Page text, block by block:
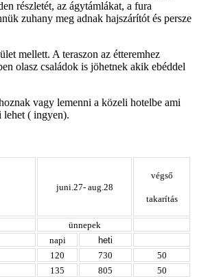
részletét, az ágytámlákat, a fura
zuhany meg adnak hajszárítót és persze
mellett. A teraszon az étteremhez
olasz családok is jöhetnek akik ebéddel
vagy lemenni a közeli hotelbe ami
lehet ( ingyen).
juni.27- aug.28
végső
takarítás
ünnepek
napi
heti
120 730
50
135 805
50